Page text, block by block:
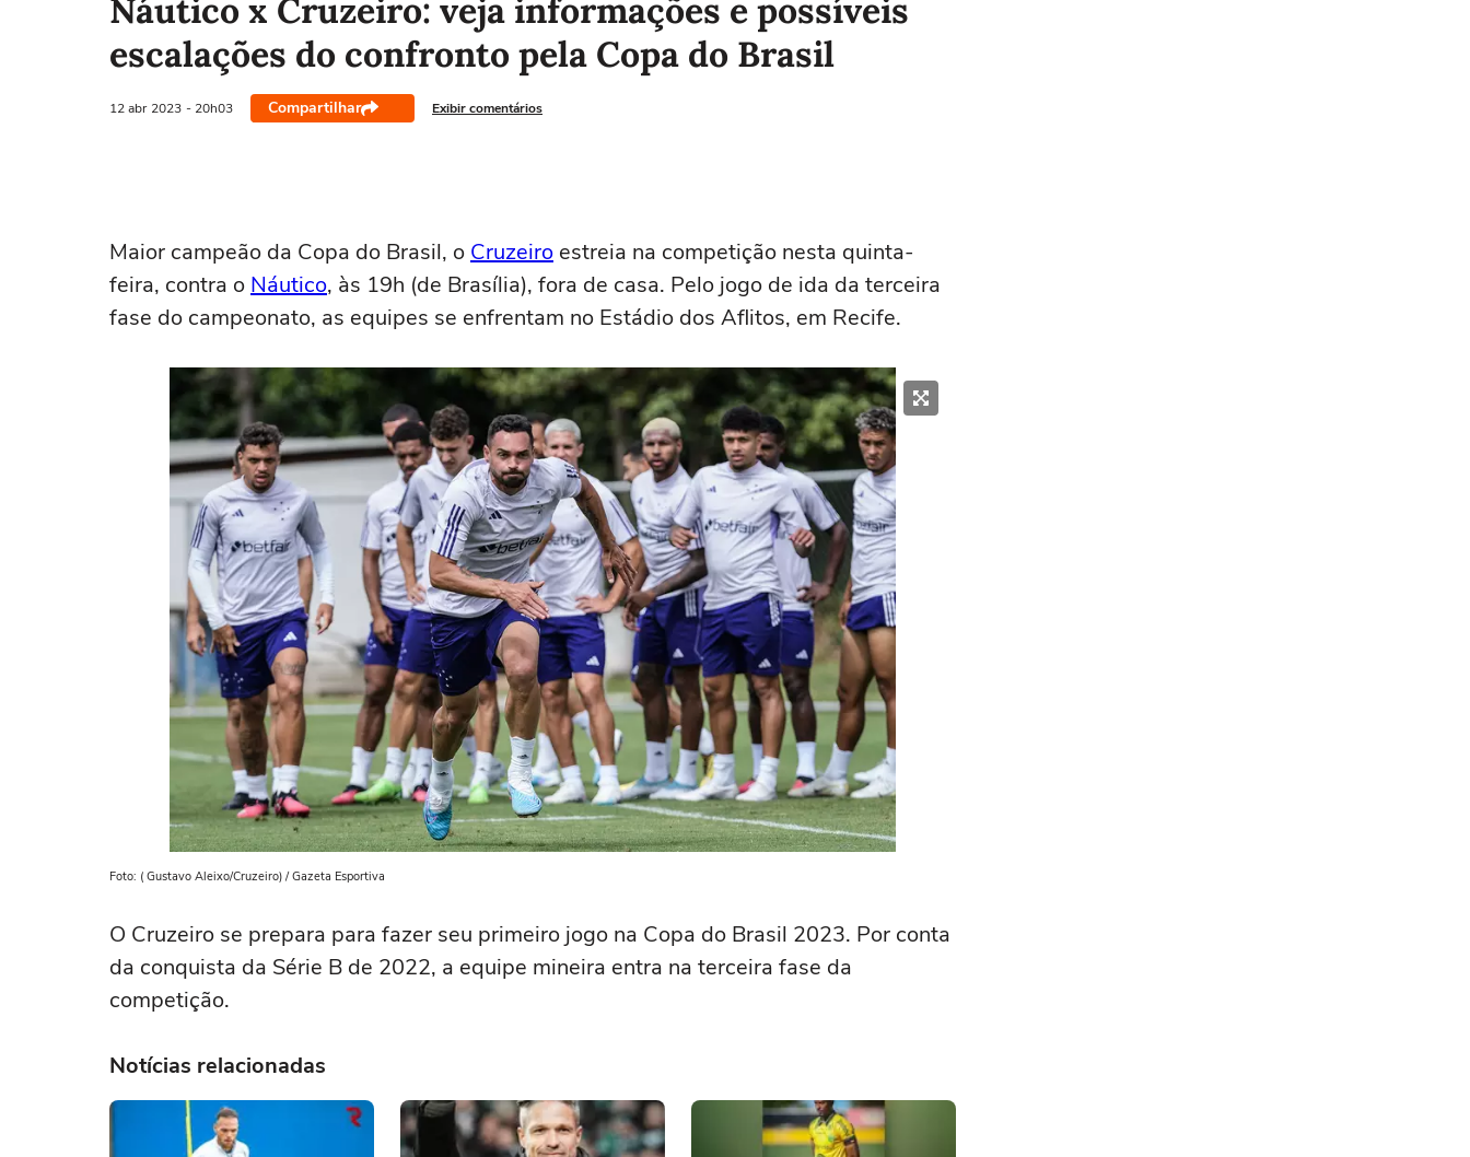
Náutico x Cruzeiro: veja informações e possíveis
escalações do confronto pela Copa do Brasil
12 abr 2023 - 20h03 Compartilhar Exibir comentários
Maior campeão da Copa do Brasil, o Cruzeiro estreia na competição nesta quinta-
feira, contra o Náutico, às 19h (de Brasília), fora de casa. Pelo jogo de ida da terceira
fase do campeonato, as equipes se enfrentam no Estádio dos Aflitos, em Recife.
Foto: ( Gustavo Aleixo/Cruzeiro) / Gazeta Esportiva
O Cruzeiro se prepara para fazer seu primeiro jogo na Copa do Brasil 2023. Por conta
da conquista da Série B de 2022, a equipe mineira entra na terceira fase da
competição.
Notícias relacionadas